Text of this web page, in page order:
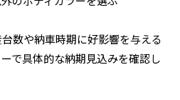
数や納車時期に好影響を与える
で具体的な納期見込みを確認し